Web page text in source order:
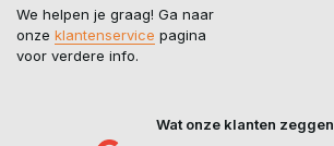
We helpen je graag! Ga naar
onze klantenservice pagina
voor verdere info.
Wat onze klanten zeggen